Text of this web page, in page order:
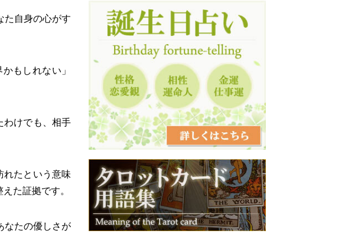
た自身の心がす
もしれない」
わけでも、相手
れたという意味
た証拠です。
なたの優しさが